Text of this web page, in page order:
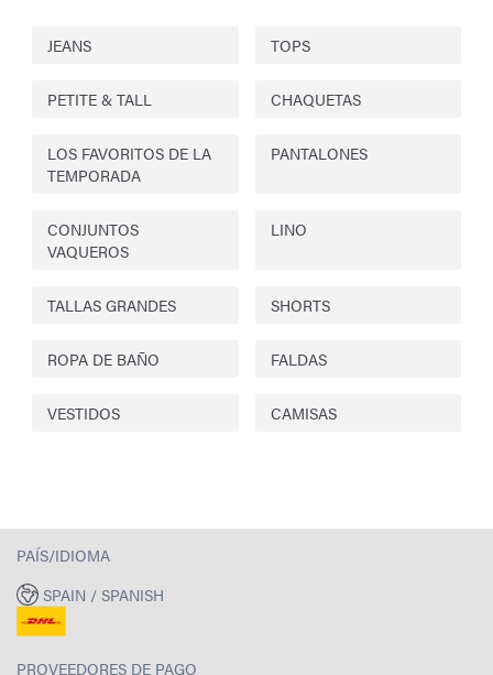
JEANS TOPS
PETITE & TALL CHAQUETAS
LOS FAVORITOS DE LA
TEMPORADA
PANTALONES
CONJUNTOS
VAQUEROS
LINO
TALLAS GRANDES SHORTS
ROPA DE BAÑO FALDAS
VESTIDOS CAMISAS
PAÍS/IDIOMA
SPAIN / SPANISH
PROVEEDORES DE PAGO